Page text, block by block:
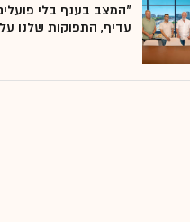
"המצב בענף בלי
עדיף, התפוקות שלנו עלו